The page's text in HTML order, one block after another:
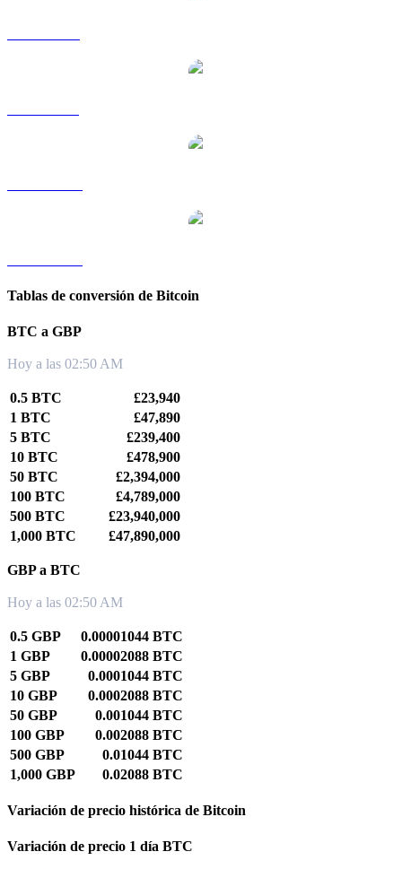
Tablas de conversión de Bitcoin
BTC a GBP
Hoy a las 02:50 AM
0.5 BTC
£23,940
1 BTC
£47,890
5 BTC
£239,400
10 BTC
£478,900
50 BTC
£2,394,000
100 BTC
£4,789,000
500 BTC
£23,940,000
1,000 BTC
£47,890,000
GBP a BTC
Hoy a las 02:50 AM
0.5 GBP
0.00001044 BTC
1 GBP
0.00002088 BTC
5 GBP
0.0001044 BTC
10 GBP
0.0002088 BTC
50 GBP
0.001044 BTC
100 GBP
0.002088 BTC
500 GBP
0.01044 BTC
1,000 GBP
0.02088 BTC
Variación de precio histórica de Bitcoin
Variación de precio 1 día BTC